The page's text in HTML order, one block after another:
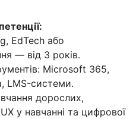
EdTech або
— від 3 років.
Microsoft 365,
LMS-системи.
дорослих,
у навчанні та цифрової